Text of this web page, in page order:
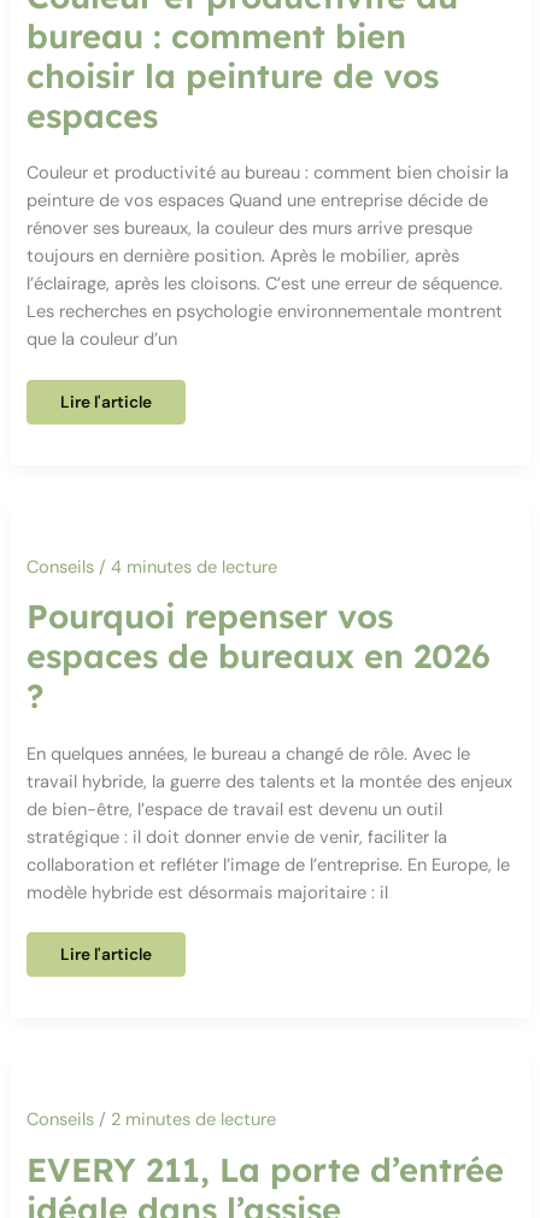
bureau : comment bien
choisir la peinture de vos
espaces
Couleur et productivité au bureau : comment bien choisir la
peinture de vos espaces Quand une entreprise décide de
rénover ses bureaux, la couleur des murs arrive presque
toujours en dernière position. Après le mobilier, après
l’éclairage, après les cloisons. C’est une erreur de séquence.
Les recherches en psychologie environnementale montrent
que la couleur d’un
Couleur
productivité
peinture
de
Lire l'article
Conseils /4 minutes de lecture
Pourquoi repenser vos
espaces de bureaux en 2026
?
En quelques années, le bureau a changé de rôle. Avec le
travail hybride, la guerre des talents et la montée des enjeux
de bien-être, l’espace de travail est devenu un outil
stratégique : il doit donner envie de venir, faciliter la
collaboration et refléter l’image de l’entreprise. En Europe, le
modèle hybride est désormais majoritaire : il
Pourquoi
Lire l'article
Conseils / 2 minutes de lecture
EVERY 211, La porte d’entrée
idéale dans l’assise